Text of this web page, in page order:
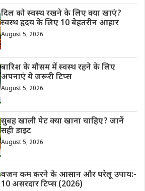
दिल को स्वस्थ रखने के लिए क्या खाएं?
स्वस्थ हृदय के लिए 10 बेहतरीन आहार
August 5, 2026
बारिश के मौसम में स्वस्थ रहने के लिए
अपनाएं ये जरूरी टिप्स
August 5, 2026
सुबह खाली पेट क्या खाना चाहिए? जानें
सही डाइट
August 5, 2026
वजन कम करने के आसान और घरेलू उपाय:-
10 असरदार टिप्स (2026)